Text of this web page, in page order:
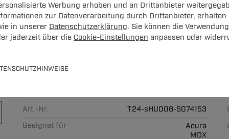
Werbung erhoben und an Drittanbieter
zur Datenverarbeitung durch Drittanbieter, erhalten
in unserer Datenschutzerklärung. Sie können die
jederzeit über die Cookie-Einstellungen anpassen oder
Auto Hak + Elektrosatz 7-pol
Art.-Nr.
T24-sHU008-5074153
Geeignet für
Acura
MDX